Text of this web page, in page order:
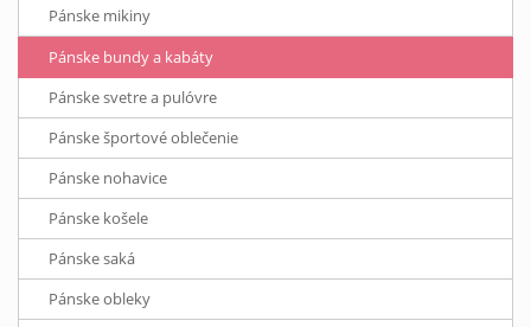
Pánske mikiny
Pánske bundy a kabáty
Pánske svetre a pulóvre
Pánske športové oblečenie
Pánske nohavice
Pánske košele
Pánske saká
Pánske obleky